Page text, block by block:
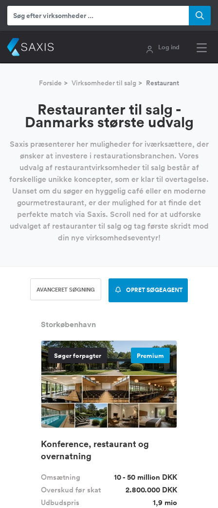
Log ind
Forside Virksomheder til salg Restaurant
Restauranter til salg -
Danmarks største udvalg
Saxis præsenterer her muligheder for iværksættere, der
ønsker at investere i restaurationsbranchen. Vores
udvalg af restaurantvirksomheder til salg består af
forskellige unikke koncepter, som er klar til overtagelse.
Uanset om du søger en hyggelig café eller en moderne
gourmetrestaurant, er der mulighed for at finde det
perfekte match via Saxis. Scroll ned for at udforske
udvalget af restauranter til salg og tag første skridt mod
din nye virksomhedseventyr!
AVANCERET SØGNING OPRET SØGEAGENT
Storkøbenhavn
Søger forpagter Premium
Konference, restaurant og
overnatning
Omsætning
10 - 50 million DKK
Overskud før skat
2.800.000 DKK
Udbudspris
1,9 mio